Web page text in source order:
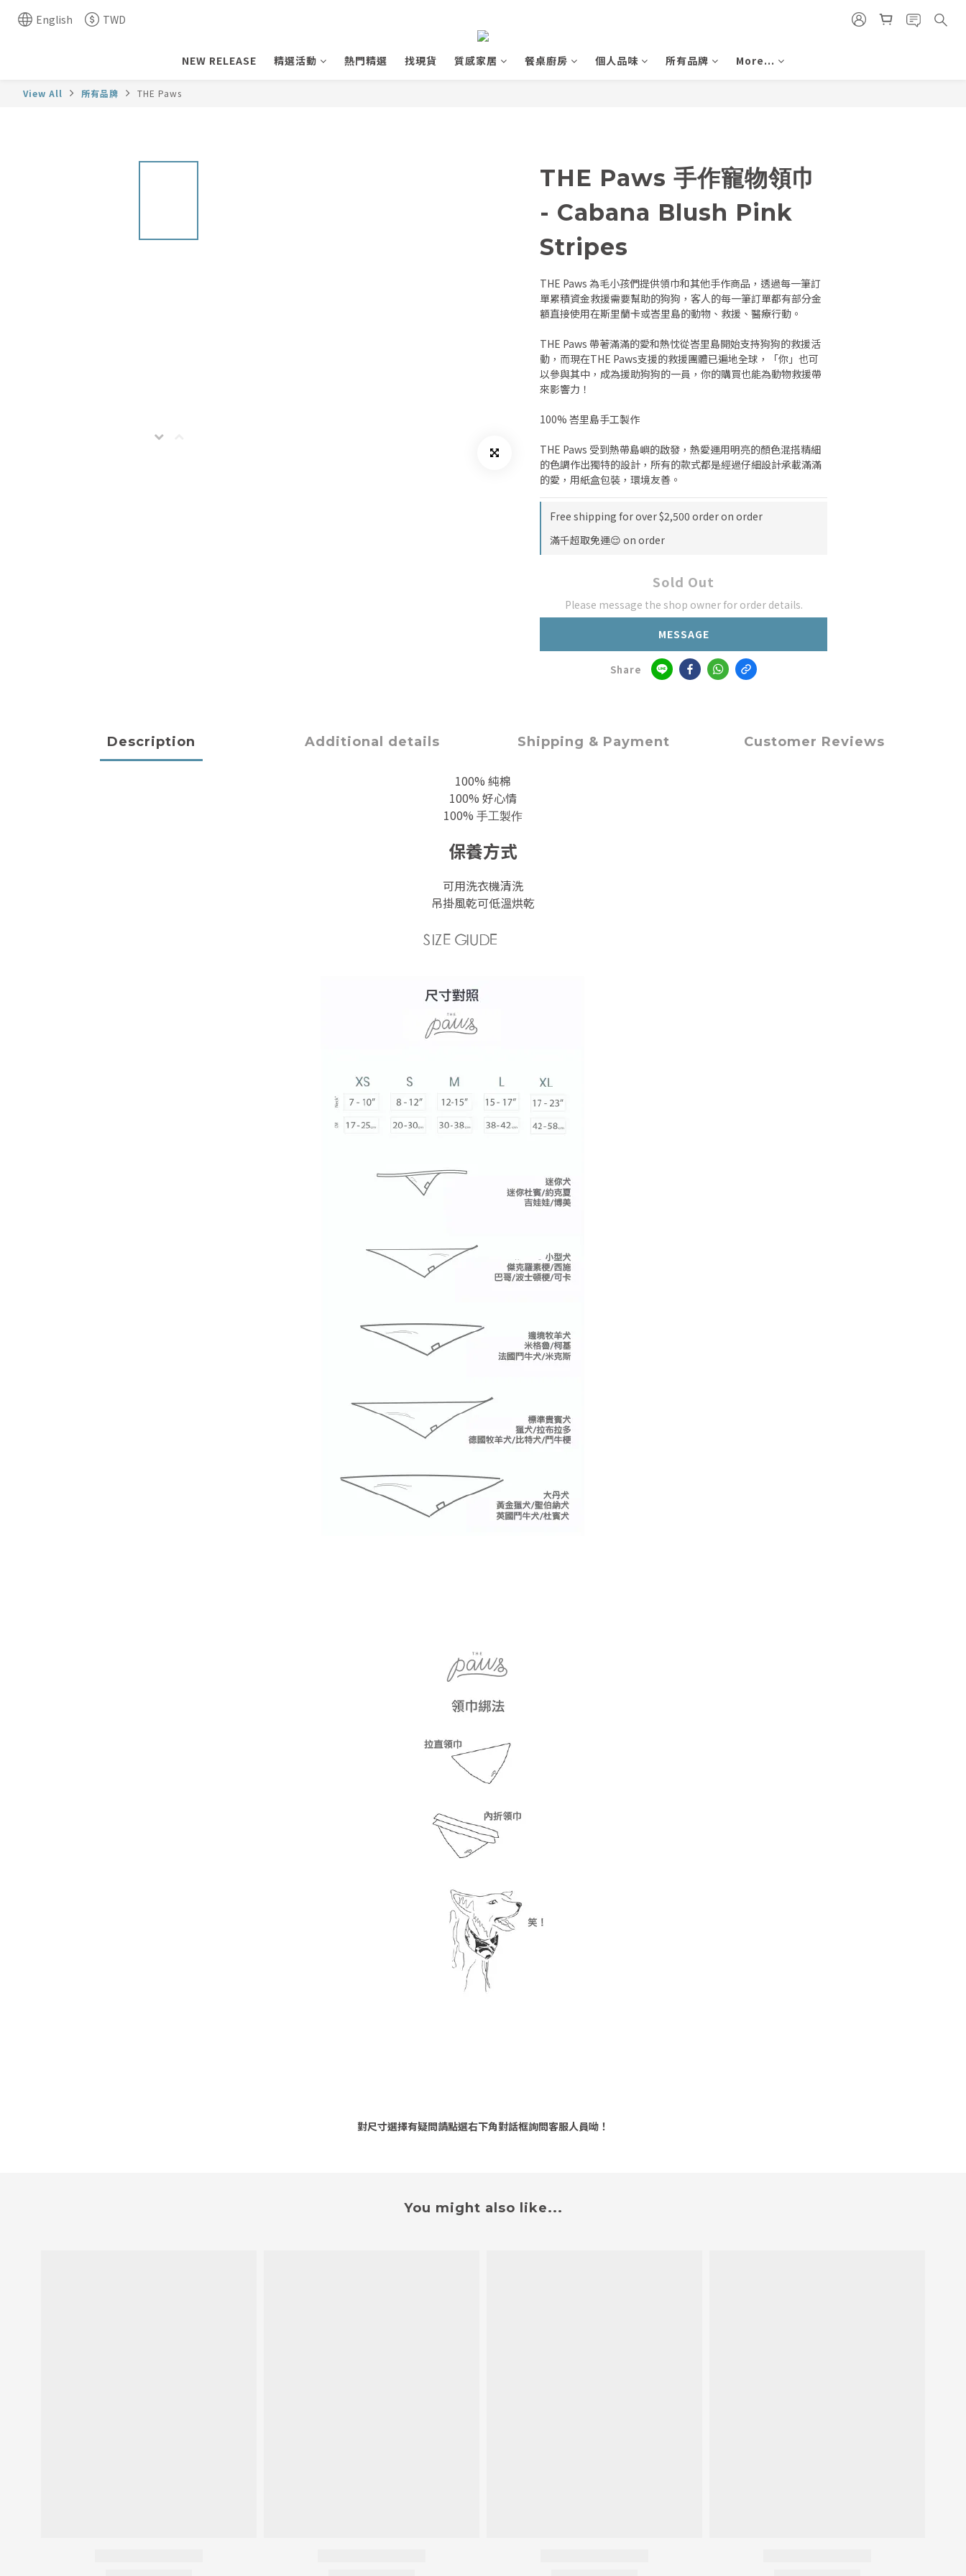
English TWD
NEW RELEASE 精選活動 熱門精選 找現貨 質感家居 餐桌廚房 個人品味 所有品牌 More...
View All 所有品牌 THE Paws
THE Paws 手作寵物領巾
- Cabana Blush Pink
Stripes
THE Paws 為毛小孩們提供領巾和其他手作商品，透過每一筆訂
單累積資金救援需要幫助的狗狗，客人的每一筆訂單都有部分金
額直接使用在斯里蘭卡或峇里島的動物、救援、醫療行動。
THE Paws 帶著滿滿的愛和熱忱從峇里島開始支持狗狗的救援活
動，而現在THE Paws支援的救援團體已遍地全球，「你」也可
以參與其中，成為援助狗狗的一員，你的購買也能為動物救援帶
來影響力！
100% 峇里島手工製作
THE Paws 受到熱帶島嶼的啟發，熱愛運用明亮的顏色混搭精細
的色調作出獨特的設計，所有的款式都是經過仔細設計承載滿滿
的愛，用紙盒包裝，環境友善。
Free shipping for over $2,500 order on order
滿千超取免運😌 on order
Sold Out
Please message the shop owner for order details.
MESSAGE
Share
Description Additional details Shipping & Payment Customer Reviews
100% 純棉
100% 好心情
100% 手工製作
保養方式
可用洗衣機清洗
吊掛風乾可低溫烘乾
對尺寸選擇有疑問請點選右下角對話框詢問客服人員呦！
You might also like...